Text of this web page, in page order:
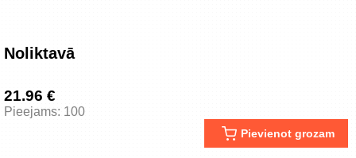
Noliktavā
21.96 €
Pieejams: 100
Pievienot grozam